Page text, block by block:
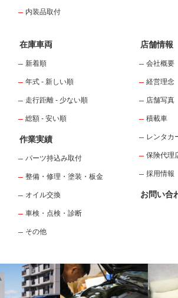
内装品取付
在庫車両
新着順
年式 - 新しい順
走行距離 - 少ない順
総額 - 安い順
作業実績
パーツ持込み取付
整備・修理・塗装・板金
オイル交換
車検・点検・診断
その他
店舗情報
会社概要
経営理念
店舗写真
積載車
レンタカ
保険代理
採用情報
お問い合